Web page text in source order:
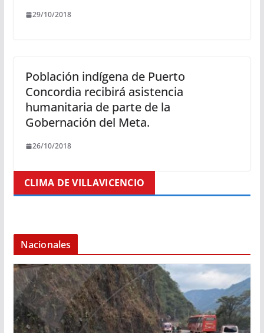
29/10/2018
Población indígena de Puerto
Concordia recibirá asistencia
humanitaria de parte de la
Gobernación del Meta.
26/10/2018
CLIMA DE VILLAVICENCIO
Nacionales